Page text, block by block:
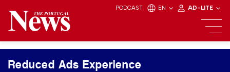
PODCAST EN AD-LITE
Reduced Ads Experience